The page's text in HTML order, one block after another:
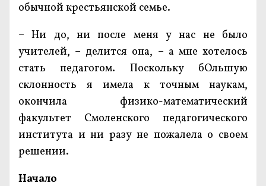
обычной крестьянской семье.
– Ни до, ни после меня у нас не было
учителей, – делится она, – а мне хотелось
стать педагогом. Поскольку бОльшую
склонность я имела к точным наукам,
окончила физико-математический
факультет Смоленского педагогического
института и ни разу не пожалела о своем
решении.
Начало